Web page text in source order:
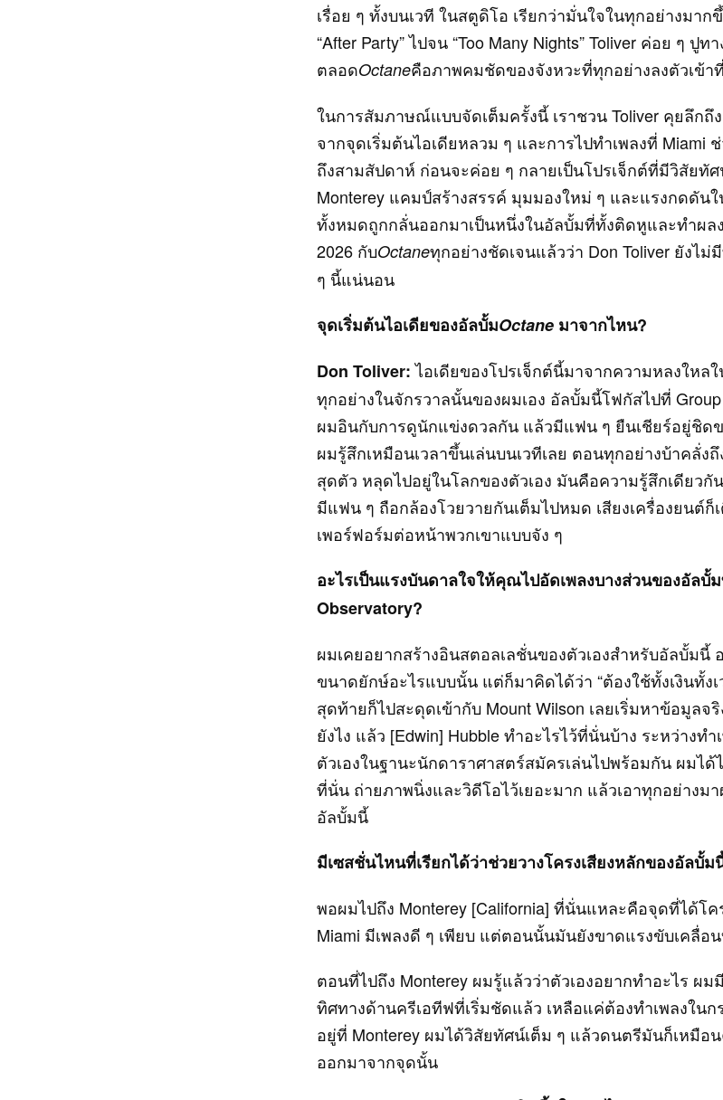
เรื่อย ๆ ทั้งบนเวที ในสตูดิโอ เรียกว่ามั่นใจในทุกอย่างมากขึ้
“After Party” ไปจน “Too Many Nights” Toliver ค่อย ๆ ปูท
ตลอดOctaneคือภาพคมชัดของจังหวะที่ทุกอย่างลงตัวเข้า
ในการสัมภาษณ์แบบจัดเต็มครั้งนี้ เราชวน Toliver คุยลึกถึ
จากจุดเริ่มต้นไอเดียหลวม ๆ และการไปทำเพลงที่ Miami
ถึงสามสัปดาห์ ก่อนจะค่อย ๆ กลายเป็นโปรเจ็กต์ที่มีวิสัยทัศ
Monterey แคมป์สร้างสรรค์ มุมมองใหม่ ๆ และแรงกดดัน
ทั้งหมดถูกกลั่นออกมาเป็นหนึ่งในอัลบั้มที่ทั้งติดหูและทำผล
2026 กับOctaneทุกอย่างชัดเจนแล้วว่า Don Toliver ยังไม่
ๆ นี้แน่นอน
จุดเริ่มต้นไอเดียของอัลบั้มOctane มาจากไหน?
Don Toliver:ไอเดียของโปรเจ็กต์นี้มาจากความหลงใหล
ทุกอย่างในจักรวาลนั้นของผมเอง อัลบั้มนี้โฟกัสไปที่ Group
ผมอินกับการดูนักแข่งดวลกัน แล้วมีแฟน ๆ ยืนเชียร์อยู่ชิด
ผมรู้สึกเหมือนเวลาขึ้นเล่นบนเวทีเลย ตอนทุกอย่างบ้าคลั่
สุดตัว หลุดไปอยู่ในโลกของตัวเอง มันคือความรู้สึกเดียว
มีแฟน ๆ ถือกล้องโวยวายกันเต็มไปหมด เสียงเครื่องยนต์
เพอร์ฟอร์มต่อหน้าพวกเขาแบบจัง ๆ
อะไรเป็นแรงบันดาลใจให้คุณไปอัดเพลงบางส่วนของอัลบั้
Observatory?
ผมเคยอยากสร้างอินสตอลเลชั่นของตัวเองสำหรับอัลบั้มนี้
ขนาดยักษ์อะไรแบบนั้น แต่ก็มาคิดได้ว่า “ต้องใช้ทั้งเงินทั้งเ
สุดท้ายก็ไปสะดุดเข้ากับ Mount Wilson เลยเริ่มหาข้อมูล
ยังไง แล้ว [Edwin] Hubble ทำอะไรไว้ที่นั่นบ้าง ระหว่างทำ
ตัวเองในฐานะนักดาราศาสตร์สมัครเล่นไปพร้อมกัน ผมได้
ที่นั่น ถ่ายภาพนิ่งและวิดีโอไว้เยอะมาก แล้วเอาทุกอย่างม
อัลบั้มนี้
มีเซสชั่นไหนที่เรียกได้ว่าช่วยวางโครงเสียงหลักของอัลบั้ม
พอผมไปถึง Monterey [California] ที่นั่นแหละคือจุดที่ได้โ
Miami มีเพลงดี ๆ เพียบ แต่ตอนนั้นมันยังขาดแรงขับเคลื่อ
ตอนที่ไปถึง Monterey ผมรู้แล้วว่าตัวเองอยากทำอะไร ผ
ทิศทางด้านครีเอทีฟที่เริ่มชัดแล้ว เหลือแค่ต้องทำเพลงใน
อยู่ที่ Monterey ผมได้วิสัยทัศน์เต็ม ๆ แล้วดนตรีมันก็เหมือ
ออกมาจากจุดนั้น